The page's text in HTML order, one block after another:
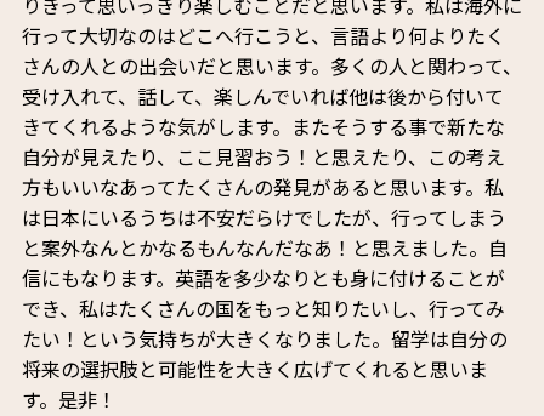
行って大切なのはどこへ行こうと、言語より何よりたく
さんの人との出会いだと思います。多くの人と関わって、
受け入れて、話して、楽しんでいれば他は後から付いて
きてくれるような気がします。またそうする事で新たな
自分が見えたり、ここ見習おう！と思えたり、この考え
方もいいなあってたくさんの発見があると思います。私
は日本にいるうちは不安だらけでしたが、行ってしまう
と案外なんとかなるもんなんだなあ！と思えました。自
信にもなります。英語を多少なりとも身に付けることが
でき、私はたくさんの国をもっと知りたいし、行ってみ
たい！という気持ちが大きくなりました。留学は自分の
将来の選択肢と可能性を大きく広げてくれると思いま
す。是非！